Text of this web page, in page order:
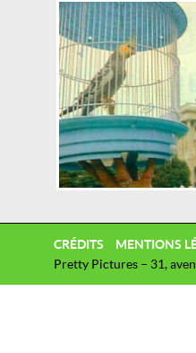
CRÉDITS
MENTIONS
Pretty Pictures – 31,